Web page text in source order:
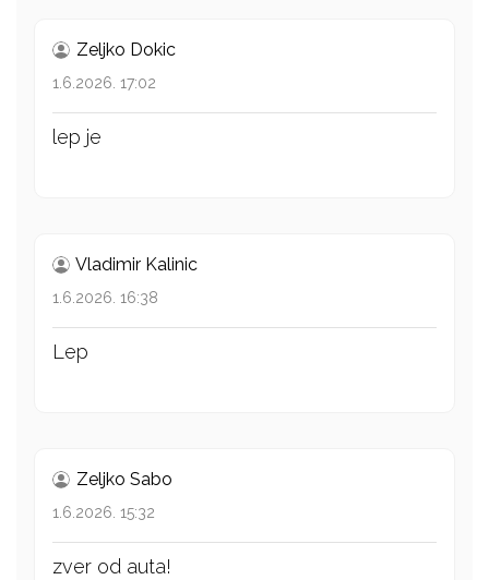
Zeljko Dokic
1.6.2026. 17:02
lep je
Vladimir Kalinic
1.6.2026. 16:38
Lep
Zeljko Sabo
1.6.2026. 15:32
zver od auta!